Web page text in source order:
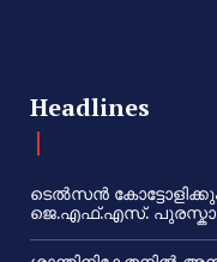
Headlines
ടെൽസൻ
ജെ.എഫ്.എസ്.